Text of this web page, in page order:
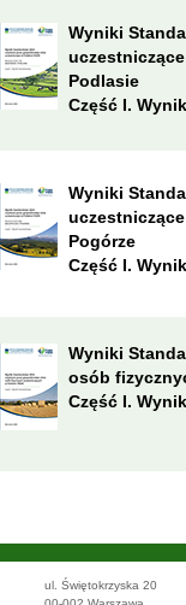
Wyniki
Podlasie
Część I.
Wyniki
Pogórze
Część I.
Wyniki
osób
Część I.
ul. Świętokrzyska 20